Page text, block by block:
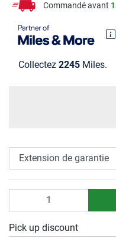
Commandé avant
Collectez 2245 Miles.
Pick up discount